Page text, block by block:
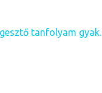
tanfolyam gyak.